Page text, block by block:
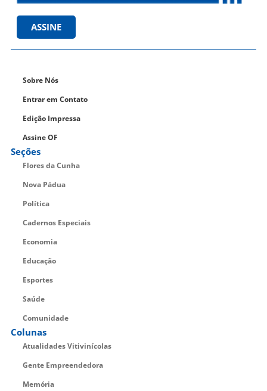
ASSINE
Sobre Nós
Entrar em Contato
Edição Impressa
Assine OF
Seções
Flores da Cunha
Nova Pádua
Política
Cadernos Especiais
Economia
Educação
Esportes
Saúde
Comunidade
Colunas
Atualidades Vitivinícolas
Gente Empreendedora
Memória